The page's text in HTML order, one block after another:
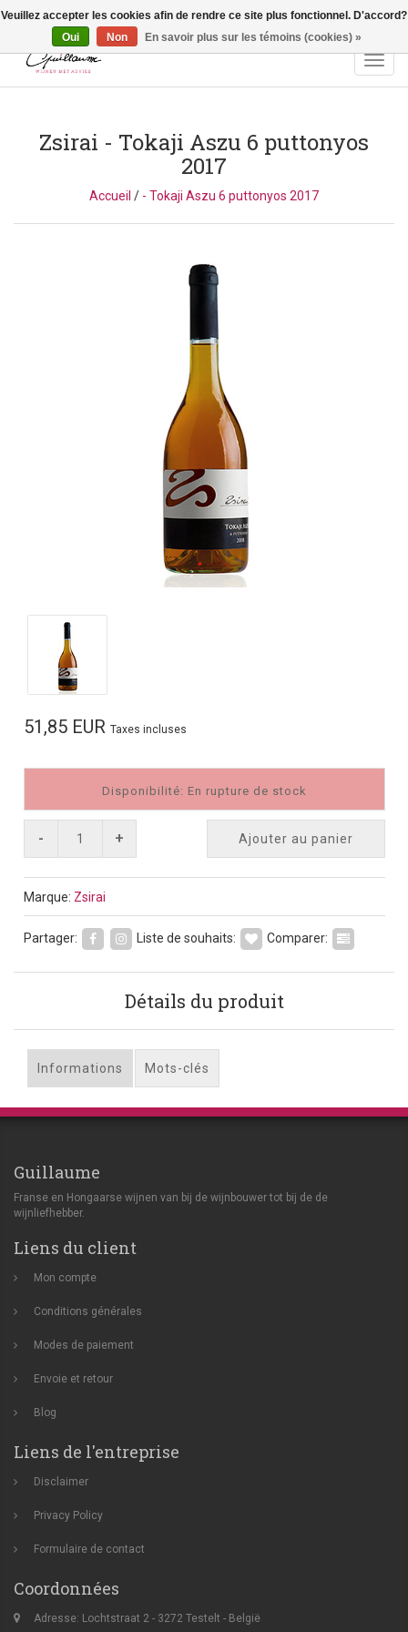
Vragen? Bel ons: +32 (0)13 - 77 11 21 - Winkel: Lochtstraat 2,
3272 Testelt -info@guillaumewijnen.be
Zsirai - Tokaji Aszu 6 puttonyos
2017
Accueil / - Tokaji Aszu 6 puttonyos 2017
51,85 EUR Taxes incluses
Disponibilité: En rupture de stock
- + Ajouter au panier
Marque: Zsirai
Partager: Liste de souhaits: Comparer:
Détails du produit
Informations Mots-clés
Guillaume
Franse en Hongaarse wijnen van bij de wijnbouwer tot bij de de
wijnliefhebber.
Liens du client
Mon compte
Conditions générales
Modes de paiement
Envoie et retour
Blog
Liens de l'entreprise
Disclaimer
Privacy Policy
Formulaire de contact
Coordonnées
Adresse: Lochtstraat 2 - 3272 Testelt - België
Veuillez accepter les cookies afin de rendre ce site plus fonctionnel. D'accord?
Oui
Non En savoir plus sur les témoins (cookies) »